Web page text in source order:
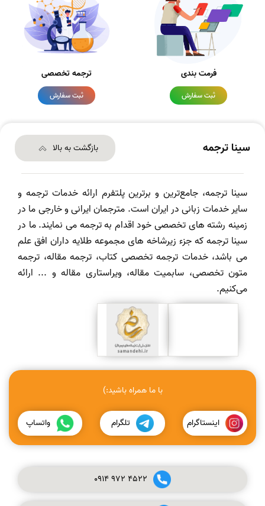
فرمت بندی
ثبت سفارش
ترجمه تخصصی
ثبت سفارش
سینا ترجمه بازگشت به بالا
سینا ترجمه، جامع‌ترین و برترین پلتفرم ارائه خدمات ترجمه و
سایر خدمات زبانی در ایران است. مترجمان ایرانی و خارجی ما در
زمینه رشته های تخصصی خود اقدام به ترجمه می نمایند. ما در
سینا ترجمه که جزء زیرشاخه های مجموعه طلایه داران افق علم
می باشد، خدمات ترجمه تخصصی کتاب، ترجمه مقاله، ترجمه
متون تخصصی، سابمیت مقاله، ویراستاری مقاله و ... ارائه
می‌کنیم.
با ما همراه باشید:)
اینستاگرام تلگرام واتساپ
0914972 4522